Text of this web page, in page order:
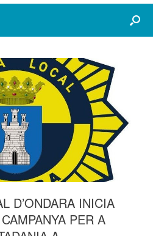
D’ONDARA INICIA
PER A